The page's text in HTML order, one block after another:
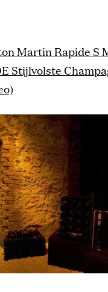
Martin Rapide S
Stijlvolste